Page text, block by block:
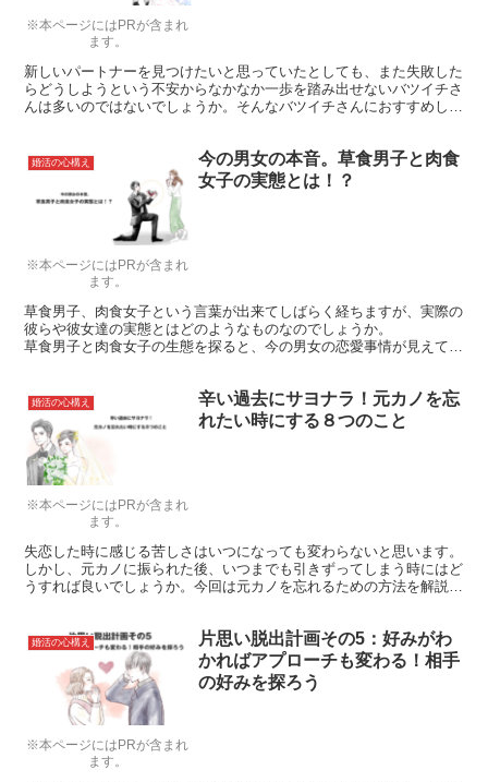
※本ページにはPRが含まれ
ます。
新しいパートナーを見つけたいと思っていたとしても、また失敗した
らどうしようという不安からなかなか一歩を踏み出せないバツイチさ
んは多いのではないでしょうか。そんなバツイチさんにおすすめした
※本ページにはPRが含まれ
ます。
婚活の心構え
今の男女の本音。草食男子と肉食
女子の実態とは！？
草食男子、肉食女子という言葉が出来てしばらく経ちますが、実際の
彼らや彼女達の実態とはどのようなものなのでしょうか。
草食男子と肉食女子の生態を探ると、今の男女の恋愛事情が見えてき
※本ページにはPRが含まれ
ます。
婚活の心構え
辛い過去にサヨナラ！元カノを忘
れたい時にする８つのこと
失恋した時に感じる苦しさはいつになっても変わらないと思います。
しかし、元カノに振られた後、いつまでも引きずってしまう時にはど
うすれば良いでしょうか。今回は元カノを忘れるための方法を解説し
※本ページにはPRが含まれ
ます。
婚活の心構え
片思い脱出計画その5：好みがわ
かればアプローチも変わる！相手
の好みを探ろう